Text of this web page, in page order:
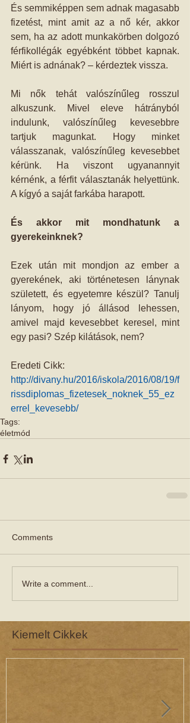
És semmiképpen sem adnak magasabb
fizetést, mint amit az a nő kér, akkor
sem, ha az adott munkakörben dolgozó
férfikollégák egyébként többet kapnak.
Miért is adnának? – kérdeztek vissza.
Mi nők tehát valószínűleg rosszul
alkuszunk. Mivel eleve hátrányból
indulunk, valószínűleg kevesebbre
tartjuk magunkat. Hogy minket
válasszanak, valószínűleg kevesebbet
kérünk. Ha viszont ugyanannyit
kérnénk, a férfit választanák helyettünk.
A kígyó a saját farkába harapott.
És akkor mit mondhatunk a
gyerekeinknek?
Ezek után mit mondjon az ember a
gyerekének, aki történetesen lánynak
született, és egyetemre készül? Tanulj
lányom, hogy jó állásod lehessen,
amivel majd kevesebbet keresel, mint
egy pasi? Szép kilátások, nem?
Eredeti Cikk:
http://divany.hu/2016/iskola/2016/08/19/f
rissdiplomas_fizetesek_noknek_55_ez
errel_kevesebb/
Tags:
életmód
Comments
Write a comment...
Kiemelt Cikkek